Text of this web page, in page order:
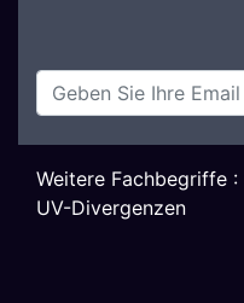
Weitere Fachbegriffe :
UV-Divergenzen